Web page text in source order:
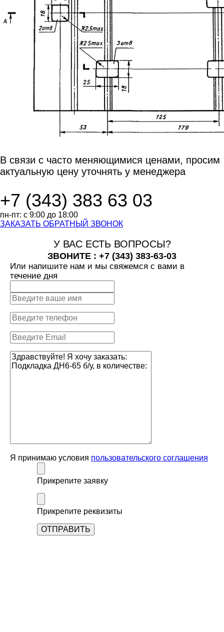
В связи с часто меняющимися ценами, просим
актуальную цену уточнять у менеджера
+7 (343) 383 63 03
пн-пт: с 9:00 до 18:00
ЗАКАЗАТЬ ОБРАТНЫЙ ЗВОНОК
У ВАС ЕСТЬ ВОПРОСЫ?
ЗВОНИТЕ : +7 (343) 383-63-03
Или напишите нам и мы свяжемся с вами в
течение дня
Я принимаю условия пользовательского соглашения
Прикрепите заявку
Прикрепите реквизиты